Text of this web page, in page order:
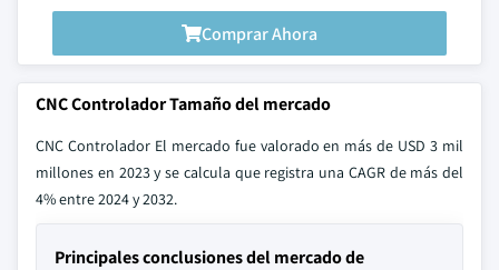
Comprar Ahora
CNC Controlador Tamaño del mercado
CNC Controlador El mercado fue valorado en más de USD 3 mil
millones en 2023 y se calcula que registra una CAGR de más del
4% entre 2024 y 2032.
Principales conclusiones del mercado de